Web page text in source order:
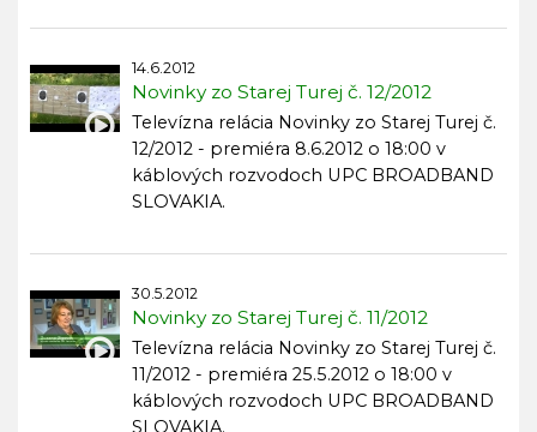
14.6.2012
Novinky zo Starej Turej č. 12/2012
Televízna relácia Novinky zo Starej Turej č.
12/2012 - premiéra 8.6.2012 o 18:00 v
káblových rozvodoch UPC BROADBAND
SLOVAKIA.
30.5.2012
Novinky zo Starej Turej č. 11/2012
Televízna relácia Novinky zo Starej Turej č.
11/2012 - premiéra 25.5.2012 o 18:00 v
káblových rozvodoch UPC BROADBAND
SLOVAKIA.